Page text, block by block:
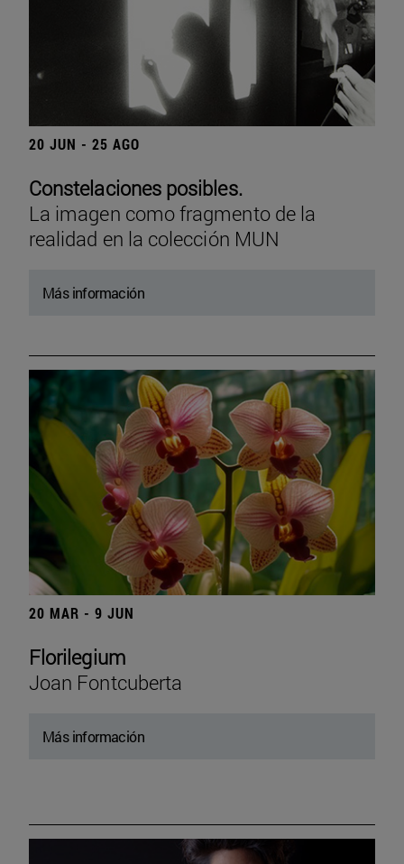
20 JUN - 25 AGO
Constelaciones posibles.
La imagen como fragmento de la
realidad en la colección MUN
Más información
20 MAR - 9 JUN
Florilegium
Joan Fontcuberta
Más información